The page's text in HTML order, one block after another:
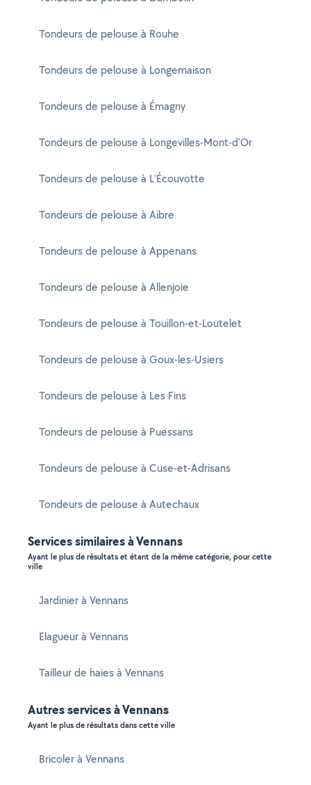
Tondeurs de pelouse à Rouhe
Tondeurs de pelouse à Longemaison
Tondeurs de pelouse à Émagny
Tondeurs de pelouse à Longevilles-Mont-d'Or
Tondeurs de pelouse à L'Écouvotte
Tondeurs de pelouse à Aibre
Tondeurs de pelouse à Appenans
Tondeurs de pelouse à Allenjoie
Tondeurs de pelouse à Touillon-et-Loutelet
Tondeurs de pelouse à Goux-les-Usiers
Tondeurs de pelouse à Les Fins
Tondeurs de pelouse à Puessans
Tondeurs de pelouse à Cuse-et-Adrisans
Tondeurs de pelouse à Autechaux
Services similaires à Vennans
Ayant le plus de résultats et étant de la même catégorie, pour cette
ville
Jardinier à Vennans
Elagueur à Vennans
Tailleur de haies à Vennans
Autres services à Vennans
Ayant le plus de résultats dans cette ville
Bricoler à Vennans